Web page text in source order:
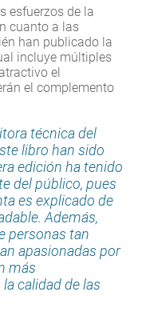
esfuerzos de la
cuanto a las
han publicado la
incluye múltiples
el
el complemento
técnica del
libro han sido
edición ha tenido
del público, pues
es explicado de
Además,
personas tan
apasionadas por
más
calidad de las